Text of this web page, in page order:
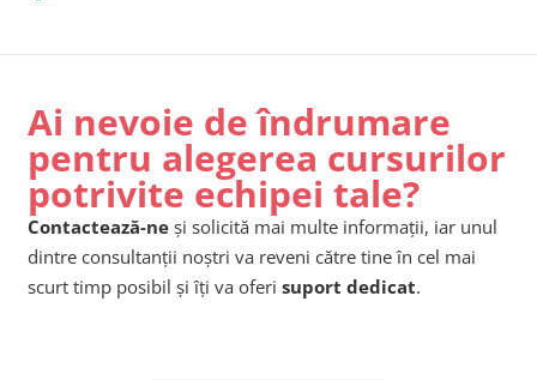
Ai nevoie de îndrumare
pentru alegerea cursurilor
potrivite echipei tale?
Contactează-ne și solicită mai multe informații, iar unul
dintre consultanții noștri va reveni către tine în cel mai
scurt timp posibil și îți va oferi suport dedicat.